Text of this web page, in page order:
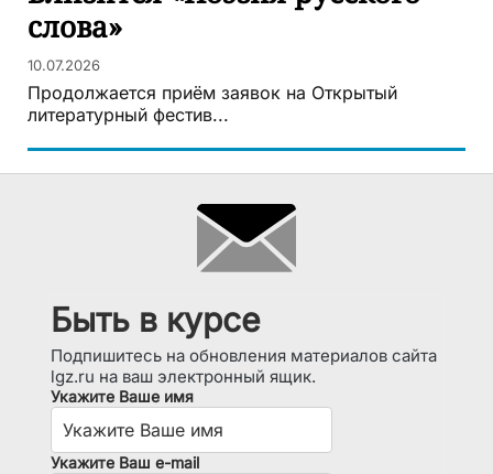
слова»
10.07.2026
Продолжается приём заявок на Открытый
литературный фестив...
Быть в курсе
Подпишитесь на обновления материалов сайта
lgz.ru на ваш электронный ящик.
Укажите Ваше имя
Укажите Ваш e-mail